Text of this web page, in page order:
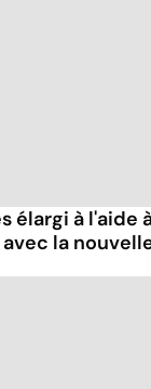
élargi à l'aide
la